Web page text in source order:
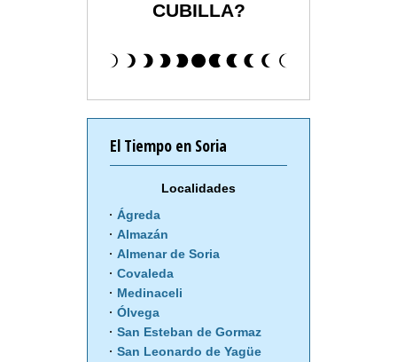
CUBILLA?
El Tiempo en Soria
Localidades
Ágreda
Almazán
Almenar de Soria
Covaleda
Medinaceli
Ólvega
San Esteban de Gormaz
San Leonardo de Yagüe